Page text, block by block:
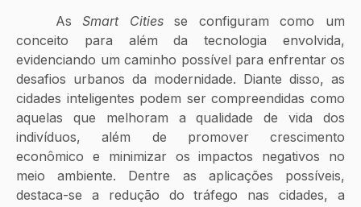
	As
Smart Cities se configuram como um
conceito para além da tecnologia envolvida,
evidenciando um caminho possível para enfrentar os
desafios urbanos da modernidade. Diante disso, as
cidades inteligentes podem ser compreendidas como
aquelas que melhoram a qualidade de vida dos
indivíduos, além de promover crescimento
econômico e minimizar os impactos negativos no
meio ambiente. Dentre as aplicações possíveis,
destaca-se a redução do tráfego nas cidades, a